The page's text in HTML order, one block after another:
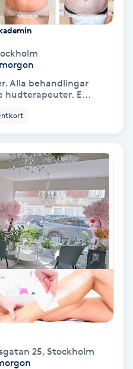
Alla behandlingar
hudterapeuter. E...
25, Stockholm